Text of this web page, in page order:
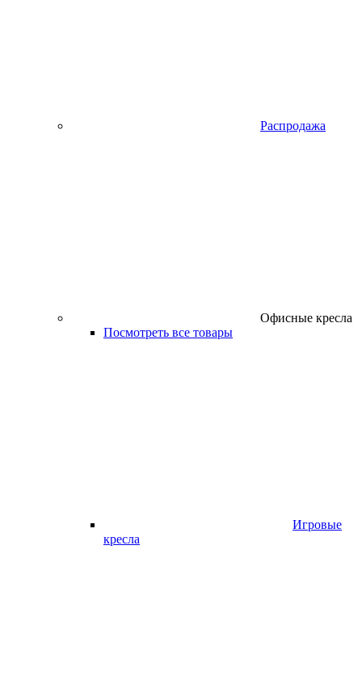
Распродажа
Офисные кресла
Посмотреть все товары
Игровые
кресла